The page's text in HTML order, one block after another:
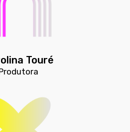
Touré